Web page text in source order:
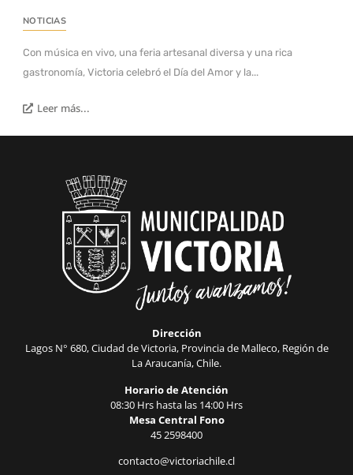
NOTICIAS
Con música en vivo, una feria artesanal diversa y una rica
gastronomía, Victoria celebró el Día del Amor y la...
Leer más...
Dirección
Lagos N° 680, Ciudad de Victoria, Provincia de Malleco, Región de
La Araucanía, Chile.
Horario de Atención
08:30 Hrs hasta las 14:00 Hrs
Mesa Central Fono
45 2598400
contacto@victoriachile.cl